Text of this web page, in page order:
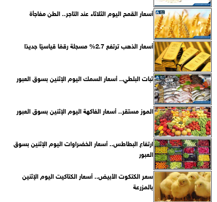
أسعار القمح اليوم الثلاثاء عند التاجر.. الطن مفاجأة
أسعار الذهب ترتفع 2.7% مسجلة رقمًا قياسيًا جديدًا
ثبات البلطي.. أسعار السمك اليوم الإثنين بسوق العبور
الموز مستقر.. أسعار الفاكهة اليوم الإثنين بسوق العبور
ارتفاع البطاطس.. أسعار الخضراوات اليوم الإثنين بسوق
العبور
سعر الكتكوت الأبيض.. أسعار الكتاكيت اليوم الإثنين
بالمزرعة